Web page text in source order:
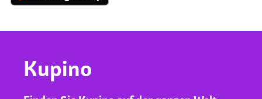
Kupino